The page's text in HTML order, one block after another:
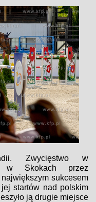
Zwycięstwo w
w Skokach przez
sukcesem
startów nad polskim
ją drugie miejsce